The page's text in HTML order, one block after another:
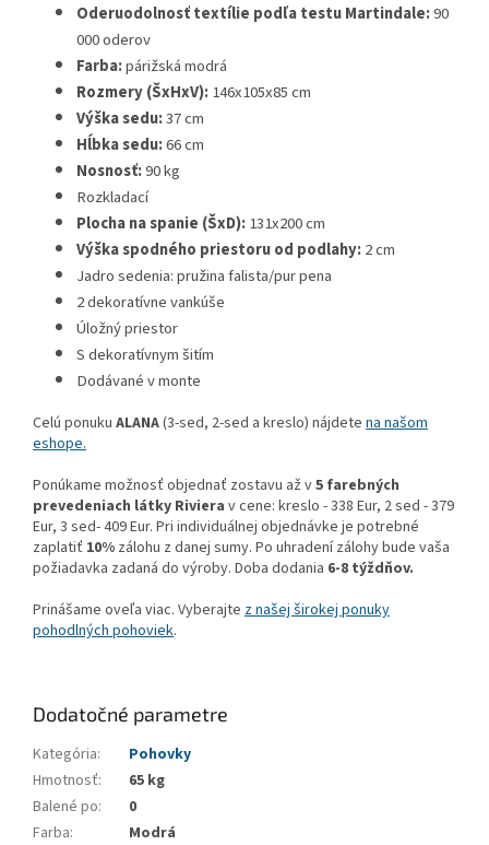
Oderuodolnosť textílie podľa testu Martindale:90
000 oderov
Farba:párižská modrá
Rozmery (ŠxHxV):146x105x85 cm
Výška sedu:37 cm
Hĺbka sedu:66 cm
Nosnosť:90 kg
Rozkladací
Plocha na spanie (ŠxD):131x200 cm
Výška spodného priestoru od podlahy:2 cm
Jadro sedenia: pružina falista/pur pena
2 dekoratívne vankúše
Úložný priestor
S dekoratívnym šitím
Dodávané v monte
Celú ponuku ALANA(3-sed, 2-sed a kreslo) nájdete na našom
eshope.
Ponúkame možnosť objednať zostavu až v5 farebných
prevedeniach látky Riviera v cene: kreslo - 338 Eur, 2 sed - 379
Eur, 3 sed- 409 Eur. Pri individuálnej objednávke je potrebné
zaplatiť 10% zálohu z danej sumy. Po uhradení zálohy bude vaša
požiadavka zadaná do výroby. Doba dodania 6-8 týždňov.
Prinášame oveľa viac. Vyberajte z našej širokej ponuky
pohodlných pohoviek.
Dodatočné parametre
Kategória:
Pohovky
Hmotnosť:
65 kg
Balené po:
0
Farba:
Modrá